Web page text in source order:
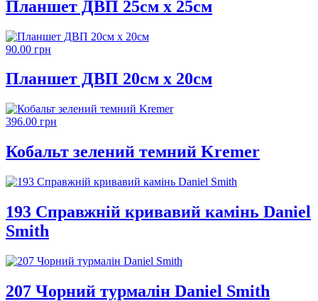
Планшет ДВП 25см х 25см
90.00 грн
Планшет ДВП 20см х 20см
396.00 грн
Кобальт зелений темний Kremer
193 Справжній кривавий камінь Daniel
Smith
207 Чорний турмалін Daniel Smith